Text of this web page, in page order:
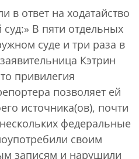
в ответ на ходатайство
В пяти отдельных
суде и три раза в
Кэтрин
привилегия
позволяет ей
источника(ов), почти
федеральные
своим
записям и нарушили